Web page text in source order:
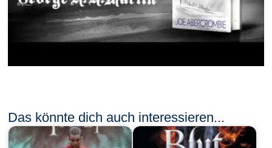
Das könnte dich auch interessieren...